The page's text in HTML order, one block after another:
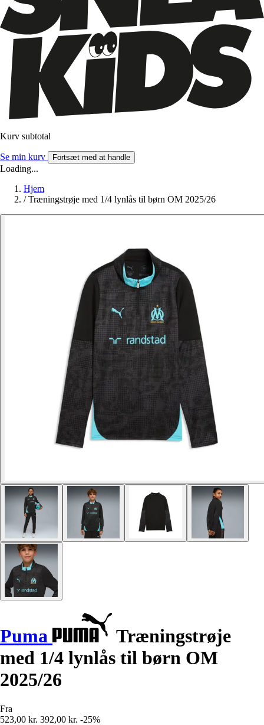
Kurv subtotal
Se min kurv Fortsæt med at handle
Loading...
Hjem
/ Træningstrøje med 1/4 lynlås til børn OM 2025/26
Puma
Træningstrøje
med 1/4 lynlås til børn OM
2025/26
Fra
523,00 kr. 392,00 kr. -25%